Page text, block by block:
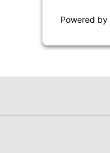
Powered by